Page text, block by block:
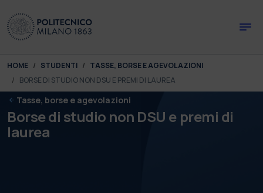
You are here:
HOME STUDENTI
TASSE, BORSE E AGEVOLAZIONI
BORSE DI STUDIO NON DSU E PREMI DI LAUREA
Tasse, borse e agevolazioni
Borse di studio non DSU e premi di
laurea